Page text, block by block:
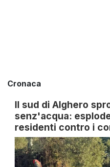
Cronaca
Il sud di Alghero
senz'acqua:
residenti contro i